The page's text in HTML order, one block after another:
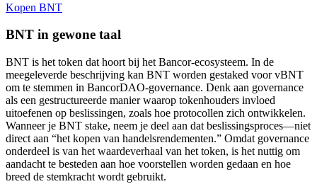
Kopen BNT
BNT in gewone taal
BNT is het token dat hoort bij het Bancor-ecosysteem. In de
meegeleverde beschrijving kan BNT worden gestaked voor vBNT
om te stemmen in BancorDAO-governance. Denk aan governance
als een gestructureerde manier waarop tokenhouders invloed
uitoefenen op beslissingen, zoals hoe protocollen zich ontwikkelen.
Wanneer je BNT stake, neem je deel aan dat beslissingsproces—niet
direct aan “het kopen van handelsrendementen.” Omdat governance
onderdeel is van het waardeverhaal van het token, is het nuttig om
aandacht te besteden aan hoe voorstellen worden gedaan en hoe
breed de stemkracht wordt gebruikt.